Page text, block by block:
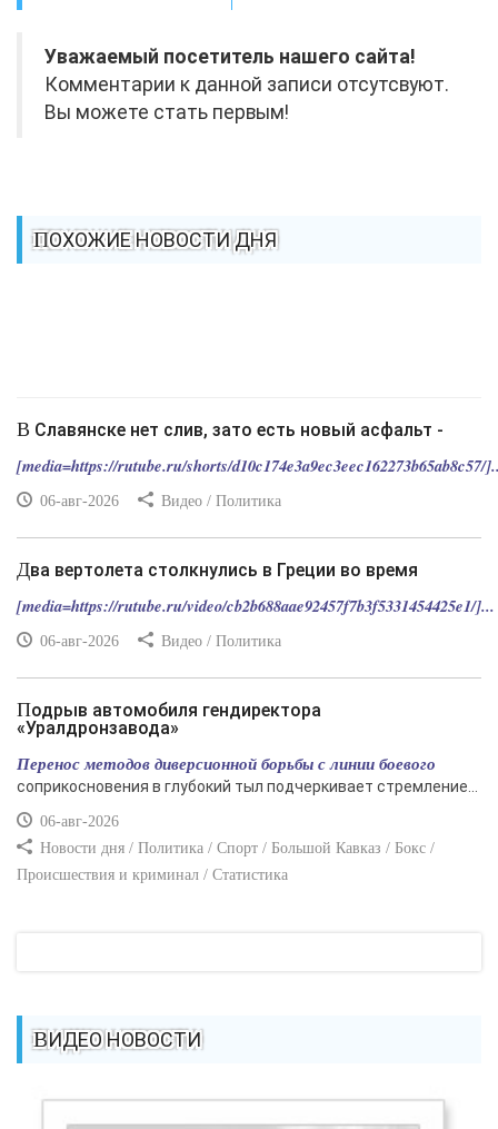
Уважаемый посетитель нашего сайта!
Комментарии к данной записи отсутсвуют.
Вы можете стать первым!
ПОХОЖИЕ НОВОСТИ ДНЯ
В Славянске нет слив, зато есть новый асфальт -
[media=https://rutube.ru/shorts/d10c174e3a9ec3eec162273b65ab8c57/
06-авг-2026 Видео / Политика
Два вертолета столкнулись в Греции во время
[media=https://rutube.ru/video/cb2b688aae92457f7b3f5331454425e1/]...
06-авг-2026 Видео / Политика
Подрыв автомобиля гендиректора
«Уралдронзавода»
Перенос методов диверсионной борьбы с линии боевого
соприкосновения в глубокий тыл подчеркивает стремление...
06-авг-2026
Новости дня / Политика / Спорт / Большой Кавказ / Бокс /
Происшествия и криминал / Статистика
ВИДЕО НОВОСТИ